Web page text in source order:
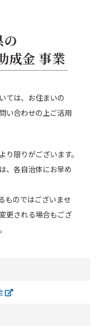
の
成金 事業
ては、お住まいの
い合わせの上ご活用
限りがございます。
、各自治体にお早め
ものではございませ
更される場合もござ